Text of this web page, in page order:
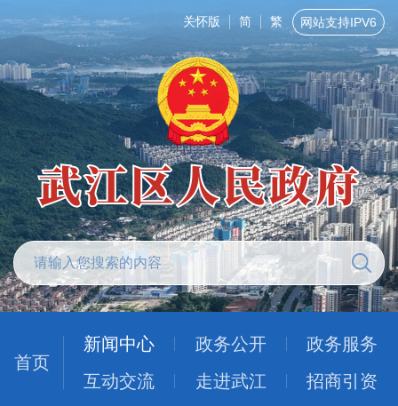
关怀版 简 繁 网站支持IPV6
首页
新闻中心 政务公开
政务服务
互动交流
走进武江 招商引资